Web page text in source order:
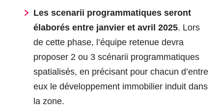
Les scenarii programmatiques seront
élaborés entre janvier et avril 2025. Lors
de cette phase, l’équipe retenue devra
proposer 2 ou 3 scénarii programmatiques
spatialisés, en précisant pour chacun d’entre
eux le développement immobilier induit dans
la zone.